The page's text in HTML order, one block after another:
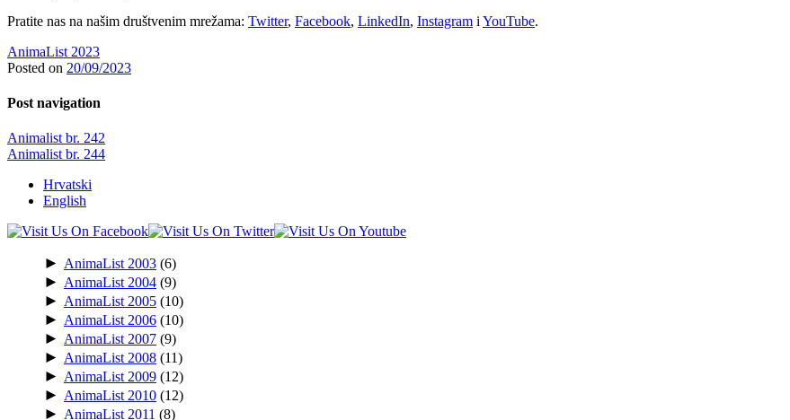
Pratite nas na našim društvenim mrežama: Twitter, Facebook, LinkedIn, Instagram i YouTube.
AnimaList 2023
Posted on 20/09/2023
Post navigation
Animalist br. 242
Animalist br. 244
Hrvatski
English
► AnimaList 2003 (6)
► AnimaList 2004 (9)
► AnimaList 2005 (10)
► AnimaList 2006 (10)
► AnimaList 2007 (9)
► AnimaList 2008 (11)
► AnimaList 2009 (12)
► AnimaList 2010 (12)
► AnimaList 2011 (8)